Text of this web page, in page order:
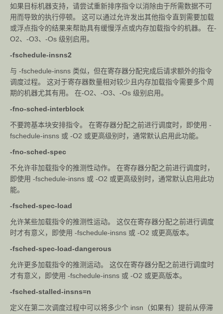
如果目标机器支持，请尝试重新排序指令以消除由于所需数据不可
用而导致的执行停顿。 这可以通过允许发出其他指令直到需要加载
或浮点指令的结果来帮助具有缓慢浮点或内存加载指令的机器。 在-
O2、-O3、-Os 级别启用。
-fschedule-insns2
与 -fschedule-insns 类似，但在寄存器分配完成后请求额外的指令
调度过程。 这对于寄存器数量相对较少且内存加载指令需要多个周
期的机器尤其有用。 在-O2、-O3、-Os 级别启用。
-fno-sched-interblock
不要跨基本块安排指令。 在寄存器分配之前进行调度时，即使用 -
fschedule-insns 或 -O2 或更高级别时，通常默认启用此功能。
-fno-sched-spec
不允许非加载指令的推测性动作。 在寄存器分配之前进行调度时，
即使用 -fschedule-insns 或 -O2 或更高级别时，通常默认启用此功
能。
-fsched-spec-load
允许某些加载指令的推测性运动。 这仅在寄存器分配之前进行调度
时才有意义，即使用 -fschedule-insns 或 -O2 或更高版本。
-fsched-spec-load-dangerous
允许更多加载指令的推测运动。 这仅在寄存器分配之前进行调度时
才有意义，即使用 -fschedule-insns 或 -O2 或更高版本。
-fsched-stalled-insns=n
定义在第二次调度过程中可以将多少个 insn（如果有）提前从停滞